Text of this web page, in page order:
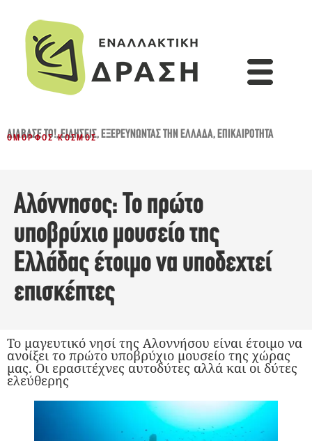
ΔΙΆΒΑΣΈ ΤΟ!,ΕΙΔΉΣΕΙΣ,ΕΞΕΡΕΥΝΏΝΤΑΣ ΤΗΝ ΕΛΛΆΔΑ,ΕΠΙΚΑΙΡΌΤΗΤΑ
ΌΜΟΡΦΟΣ ΚΌΣΜΟΣ
Αλόννησος: Το πρώτο
υποβρύχιο μουσείο της
Ελλάδας έτοιμο να υποδεχτεί
επισκέπτες
Το μαγευτικό νησί της Αλοννήσου είναι έτοιμο να
ανοίξει το πρώτο υποβρύχιο μουσείο της χώρας
μας. Οι ερασιτέχνες αυτοδύτες αλλά και οι δύτες
ελεύθερης